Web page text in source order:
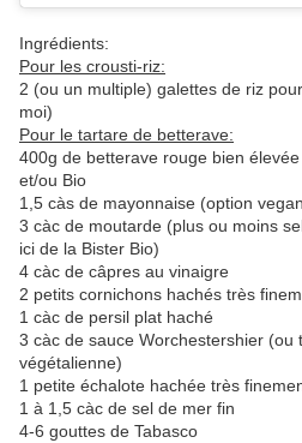
Ingrédients:
Pour les crousti-riz:
2 (ou un multiple) galettes de riz
moi)
Pour le tartare de betterave:
400g de betterave rouge bien
et/ou Bio
1,5 càs de mayonnaise (option
3 càc de moutarde (plus ou moins
ici de la Bister Bio)
4 càc de câpres au vinaigre
2 petits cornichons hachés très
1 càc de persil plat haché
3 càc de sauce Worchestershier (ou
végétalienne)
1 petite échalote hachée très
1 à 1,5 càc de sel de mer fin
4-6 gouttes de Tabasco